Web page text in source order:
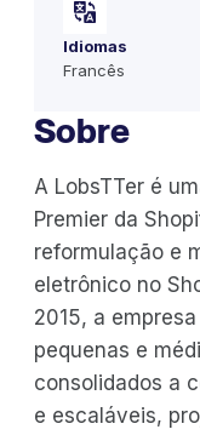
Idiomas
Francês
Sobre
A LobsTTer é
Premier da
reformulação e
eletrônico no
2015, a
pequenas e
consolidados a
e escaláveis,